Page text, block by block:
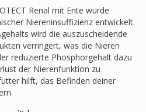
Renal mit Ente wurde
Niereninsuffizienz entwickelt.
wird die auszuscheidende
verringert, was die Nieren
reduzierte Phosphorgehalt dazu
der Nierenfunktion zu
hilft, das Befinden deiner